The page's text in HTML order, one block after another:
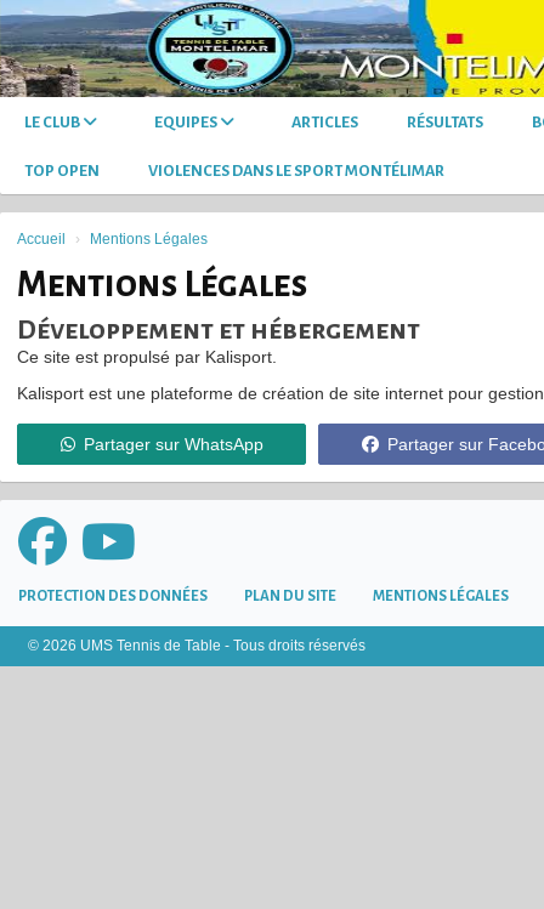
LE CLUB EQUIPES ARTICLES RÉSULTATS
TOP OPEN VIOLENCES DANS LE SPORT MONTÉLIMAR
Accueil Mentions Légales
Mentions Légales
Développement et hébergement
Ce site est propulsé par Kalisport.
Kalisport est une plateforme de création de site internet pour
Partager sur WhatsApp Partager sur
PROTECTION DES DONNÉES PLAN DU SITE MENTIONS LÉGALES
© 2026 UMS Tennis de Table - Tous droits réservés
Panneau de gestion des cookies